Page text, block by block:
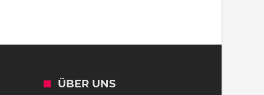
ÜBER UNS